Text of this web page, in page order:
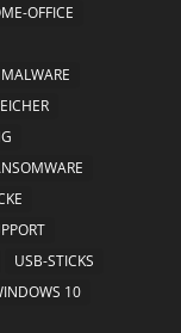
OFFICE
MALWARE
USB-STICKS
10